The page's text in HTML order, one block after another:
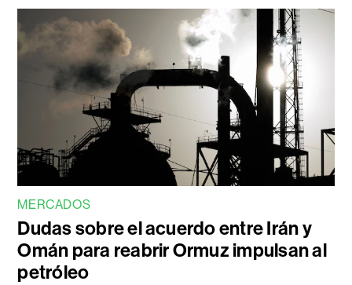
MERCADOS
Dudas sobre el acuerdo entre Irán y
Omán para reabrir Ormuz impulsan al
petróleo